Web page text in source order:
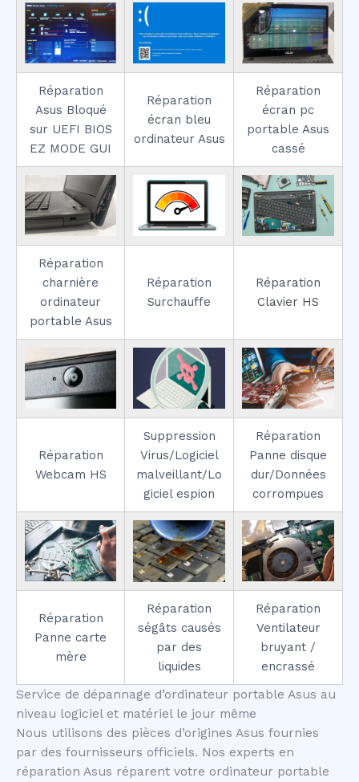
Réparation
Asus Bloqué
sur UEFI BIOS
EZ MODE GUI
Réparation
écran bleu
ordinateur Asus
Réparation
écran pc
portable Asus
cassé
Réparation
charnière
ordinateur
portable Asus
Réparation
Surchauffe
Réparation
Clavier HS
Réparation
Webcam HS
Suppression
Virus/Logiciel
malveillant/Lo
giciel espion
Réparation
Panne disque
dur/Données
corrompues
Réparation
Panne carte
mère
Réparation
ségâts causés
par des
liquides
Réparation
Ventilateur
bruyant /
encrassé
Service de dépannage d’ordinateur portable Asus au
niveau logiciel et matériel le jour même
Nous utilisons des pièces d’origines Asus fournies
par des fournisseurs officiels. Nos experts en
réparation Asus réparent votre ordinateur portable